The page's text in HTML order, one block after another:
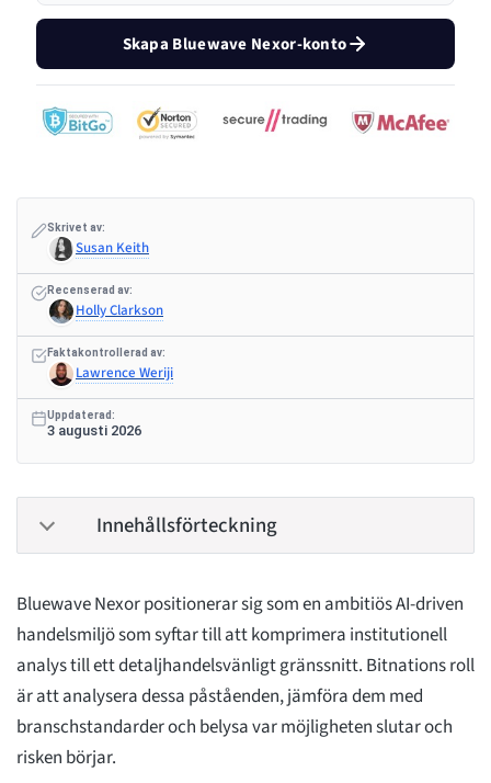
Skapa Bluewave Nexor-konto
Skrivet av:
Susan Keith
Recenserad av:
Holly Clarkson
Faktakontrollerad av:
Lawrence Weriji
Uppdaterad:
3 augusti 2026
Innehållsförteckning
Bluewave Nexor positionerar sig som en ambitiös AI-driven
handelsmiljö som syftar till att komprimera institutionell
analys till ett detaljhandelsvänligt gränssnitt. Bitnations roll
är att analysera dessa påståenden, jämföra dem med
branschstandarder och belysa var möjligheten slutar och
risken börjar.